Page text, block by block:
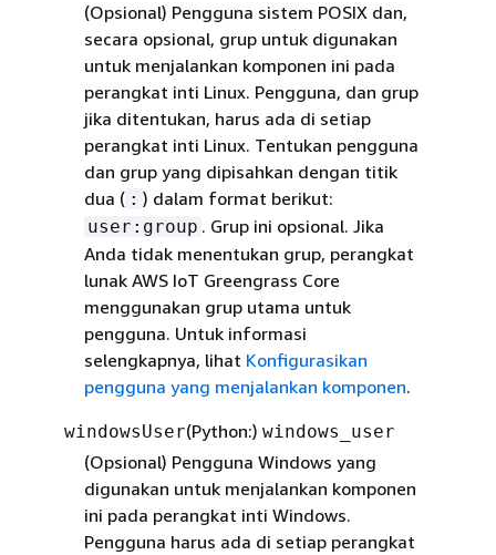
(Opsional) Pengguna sistem POSIX dan,
secara opsional, grup untuk digunakan
untuk menjalankan komponen ini pada
perangkat inti Linux. Pengguna, dan grup
jika ditentukan, harus ada di setiap
perangkat inti Linux. Tentukan pengguna
dan grup yang dipisahkan dengan titik
dua ( : ) dalam format berikut:
user:group . Grup ini opsional. Jika
Anda tidak menentukan grup, perangkat
lunak AWS IoT Greengrass Core
menggunakan grup utama untuk
pengguna. Untuk informasi
selengkapnya, lihat Konfigurasikan
pengguna yang menjalankan komponen.
windowsUser(Python:) windows_user
(Opsional) Pengguna Windows yang
digunakan untuk menjalankan komponen
ini pada perangkat inti Windows.
Pengguna harus ada di setiap perangkat